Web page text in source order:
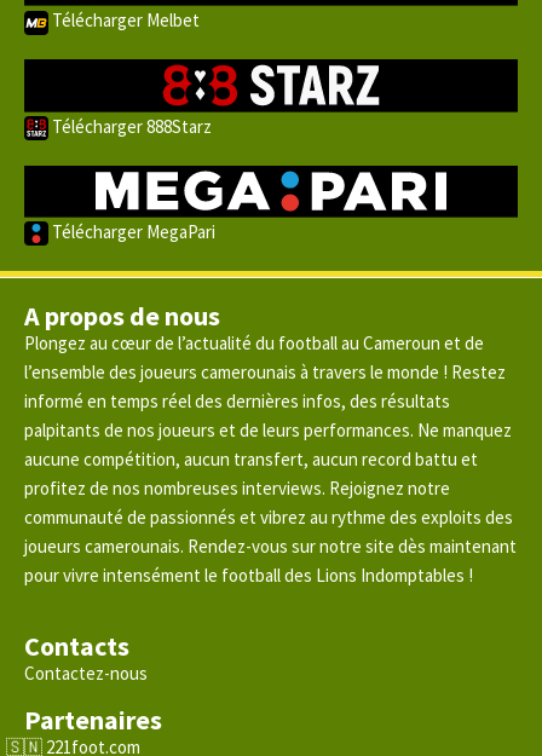
Télécharger Melbet
Télécharger 888Starz
Télécharger MegaPari
A propos de nous
Plongez au cœur de l’actualité du football au Cameroun et de
l’ensemble des joueurs camerounais à travers le monde ! Restez
informé en temps réel des dernières infos, des résultats
palpitants de nos joueurs et de leurs performances. Ne manquez
aucune compétition, aucun transfert, aucun record battu et
profitez de nos nombreuses interviews. Rejoignez notre
communauté de passionnés et vibrez au rythme des exploits des
joueurs camerounais. Rendez-vous sur notre site dès maintenant
pour vivre intensément le football des Lions Indomptables !
Contacts
Contactez-nous
Partenaires
221foot.com